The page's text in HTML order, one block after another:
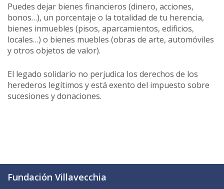
Puedes dejar bienes financieros (dinero, acciones,
bonos…), un porcentaje o la totalidad de tu herencia,
bienes inmuebles (pisos, aparcamientos, edificios,
locales…) o bienes muebles (obras de arte, automóviles
y otros objetos de valor).
El legado solidario no perjudica los derechos de los
herederos legítimos y está exento del impuesto sobre
sucesiones y donaciones.
Fundación Villavecchia